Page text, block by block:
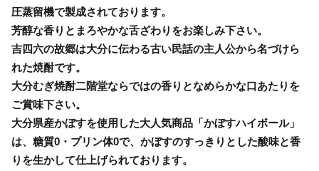
圧蒸留機で製成されております。
芳醇な香りとまろやかな舌ざわりをお楽しみ下さい。
吉四六の故郷は大分に伝わる古い民話の主人公から名づけら
れた焼酎です。
大分むぎ焼酎二階堂ならではの香りとなめらかな口あたりを
ご賞味下さい。
大分県産かぼすを使用した大人気商品「かぼすハイボール」
は、糖質0・プリン体0で、かぼすのすっきりとした酸味と香
りを生かして仕上げられております。